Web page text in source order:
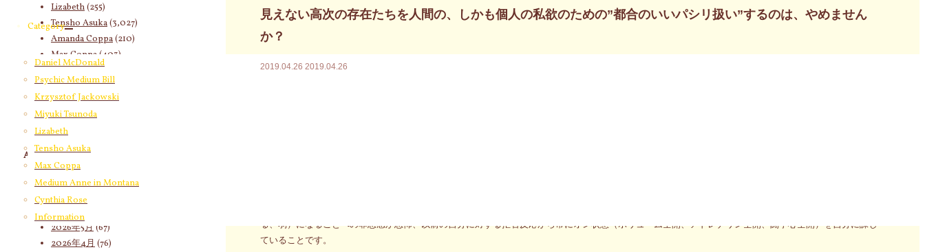
Category
Daniel McDonald
Psychic Medium Bill
Krzysztof Jackowski
Miyuki Tsunoda
Lizabeth
Tensho Asuka
Max Coppa
Medium Anne in Montana
Cynthia Rose
Information
見えない高次の存在たちを人間の、しかも個人の私欲のための”都合のいいパシリ扱い”するのは、やめません
か？
2019.04.26 2019.04.26
る、弱）になることへの罪悪感か恐怖、以前の自分に対する拒否反応から常にオン状態（ボリューム全開、アドレナリン全開、闘争心全開）を自分に課し
ていることです。
Lizabeth(255)
Tensho Asuka(3,027)
Amanda Coppa(210)
Max Coppa (403)
Medium Anne in Montana
Cynthia Rose(4)
Archives
2026年8月(11)
2026年7月
2026年6月
2026年5月 (67)
2026年4月 (76)